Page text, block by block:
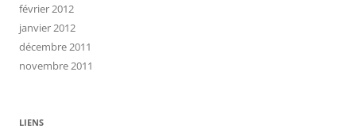
février 2012
janvier 2012
décembre 2011
novembre 2011
LIENS